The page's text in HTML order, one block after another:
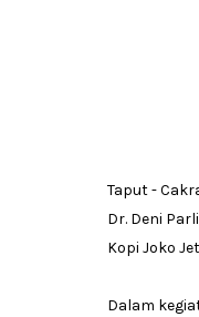
Taput -
Dr. Deni
Kopi Joko
Dalam